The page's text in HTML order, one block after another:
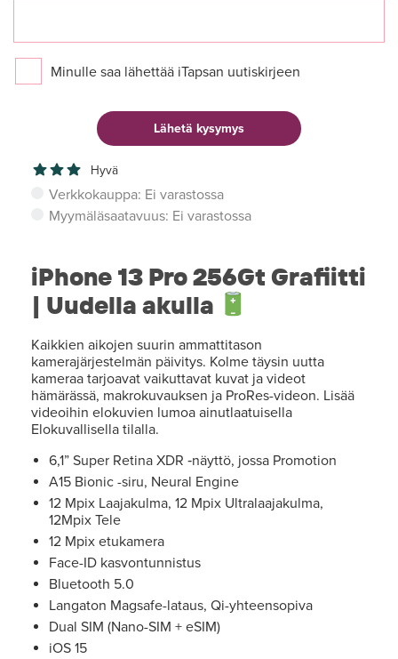
Minulle saa lähettää iTapsan uutiskirjeen
Hyvä
Verkkokauppa: Ei varastossa
Myymäläsaatavuus: Ei varastossa
iPhone 13 Pro 256Gt Grafiitti
| Uudella akulla
Kaikkien aikojen suurin ammattitason
kamerajärjestelmän päivitys. Kolme täysin uutta
kameraa tarjoavat vaikuttavat kuvat ja videot
hämärässä, makrokuvauksen ja ProRes-videon. Lisää
videoihin elokuvien lumoa ainutlaatuisella
Elokuvallisella tilalla.
6,1” Super Retina XDR ‑näyttö, jossa Promotion
A15 Bionic -siru, Neural Engine
12 Mpix Laajakulma, 12 Mpix Ultralaajakulma,
12Mpix Tele
12 Mpix etukamera
Face-ID kasvontunnistus
Bluetooth 5.0
Langaton Magsafe-lataus, Qi-yhteensopiva
Dual SIM (Nano-SIM + eSIM)
iOS 15